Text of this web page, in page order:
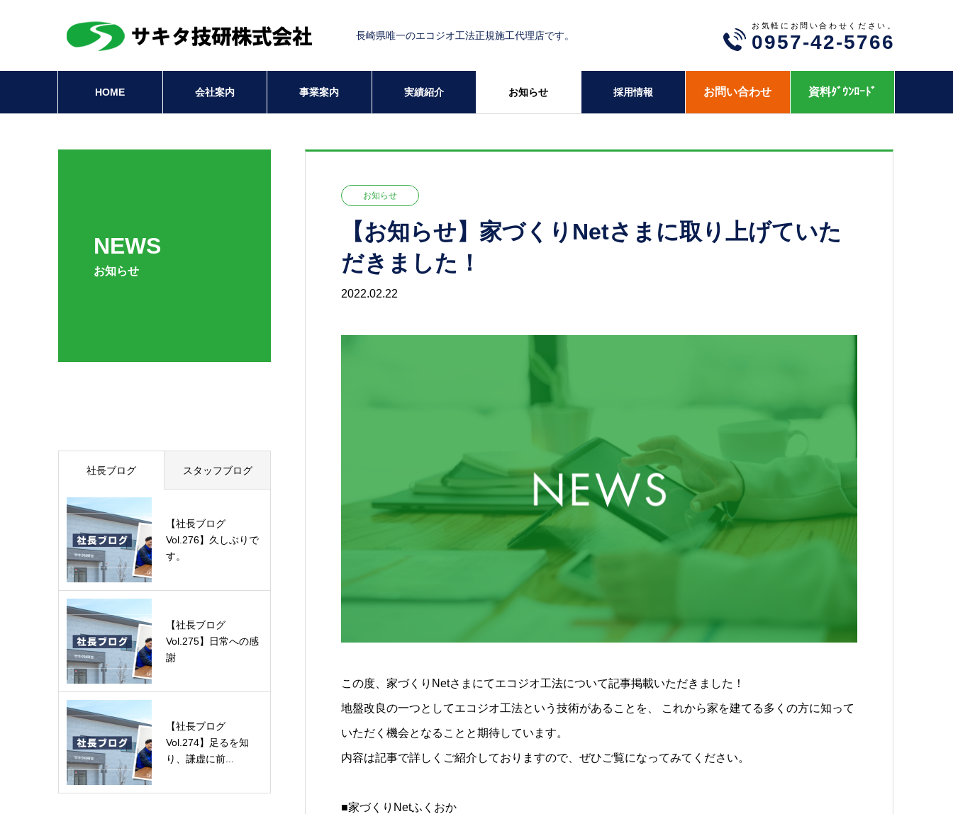
長崎県唯一のエコジオ工法正規施工代理店です。
お気軽にお問い合わせください。
0957-42-5766
HOME 会社案内 事業案内 実績紹介 お知らせ 採用情報 お問い合わせ 資料ﾀﾞｳﾝﾛｰﾄﾞ
NEWS
お知らせ
お知らせ
【お知らせ】家づくりNetさまに取り上げていた
だきました！
2022.02.22
この度、家づくりNetさまにてエコジオ工法について記事掲載いただきました！
地盤改良の一つとしてエコジオ工法という技術があることを、 これから家を建てる多くの方に知って
いただく機会となることと期待しています。
内容は記事で詳しくご紹介しておりますので、ぜひご覧になってみてください。
■家づくりNetふくおか
社長ブログ スタッフブログ
【社長ブログ
Vol.276】久しぶりで
す。
【社長ブログ
Vol.275】日常への感
謝
【社長ブログ
Vol.274】足るを知
り、謙虚に前...